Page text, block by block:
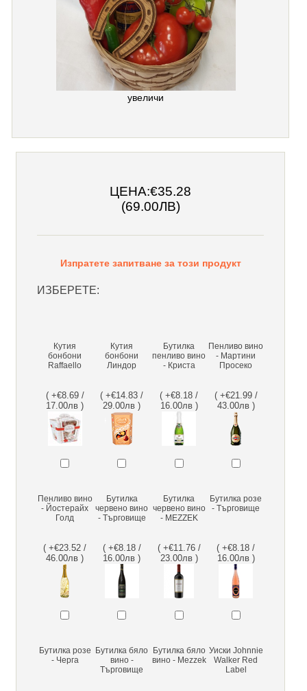
увеличи
ЦЕНА:€35.28
(69.00ЛВ)
Изпратете запитване за този продукт
ИЗБЕРЕТЕ:
Кутия
бонбони
Raffaello
( +€8.69 /
17.00лв )
Кутия
бонбони
Линдор
( +€14.83 /
29.00лв )
Бутилка
пенливо вино
- Криста
( +€8.18 /
16.00лв )
Пенливо вино
- Мартини
Просеко
( +€21.99 /
43.00лв )
Пенливо вино
- Йостерайх
Голд
( +€23.52 /
46.00лв )
Бутилка
червено вино
- Търговище
( +€8.18 /
16.00лв )
Бутилка
червено вино
- MEZZEK
( +€11.76 /
23.00лв )
Бутилка розе
- Търговище
( +€8.18 /
16.00лв )
Бутилка розе
- Черга
Бутилка бяло
вино -
Търговище
Бутилка бяло
вино - Mezzek
Уиски Johnnie
Walker Red
Label